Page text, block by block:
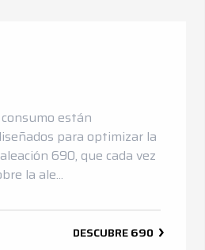
están
para optimizar la
690, que cada vez
la ale...
DESCUBRE690